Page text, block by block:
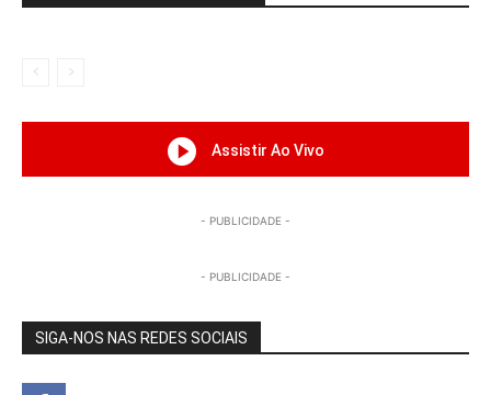
Assistir Ao Vivo
- PUBLICIDADE -
- PUBLICIDADE -
SIGA-NOS NAS REDES SOCIAIS